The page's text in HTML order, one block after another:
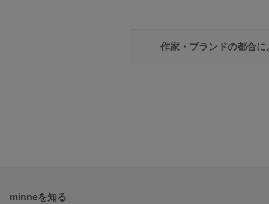
作家・ブランドの都合
minneを知る